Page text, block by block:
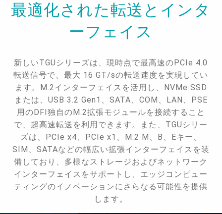
最適化された転送とインタ
ーフェイス
新しいTGUシリーズは、現時点で最高速のPCIe 4.0
転送信号で、最大 16 GT/sの転送速度を実現してい
ます。M.2インターフェイスを活用し、NVMe SSD
または、USB 3.2 Gen1、SATA、COM、LAN、PSE
用のDFI独自のM.2拡張モジュールを接続すること
で、超高速転送を利用できます。また、TGUシリー
ズは、PCIe x4、PCIe x1、M.2 M、B、Eキー、
SIM、SATAなどの幅広い拡張インターフェイスを装
備しており、多様なストレージおよびネットワーク
インターフェイスをサポートし、エッジコンピュー
ティングのイノベーションにさらなる可能性を提供
します。